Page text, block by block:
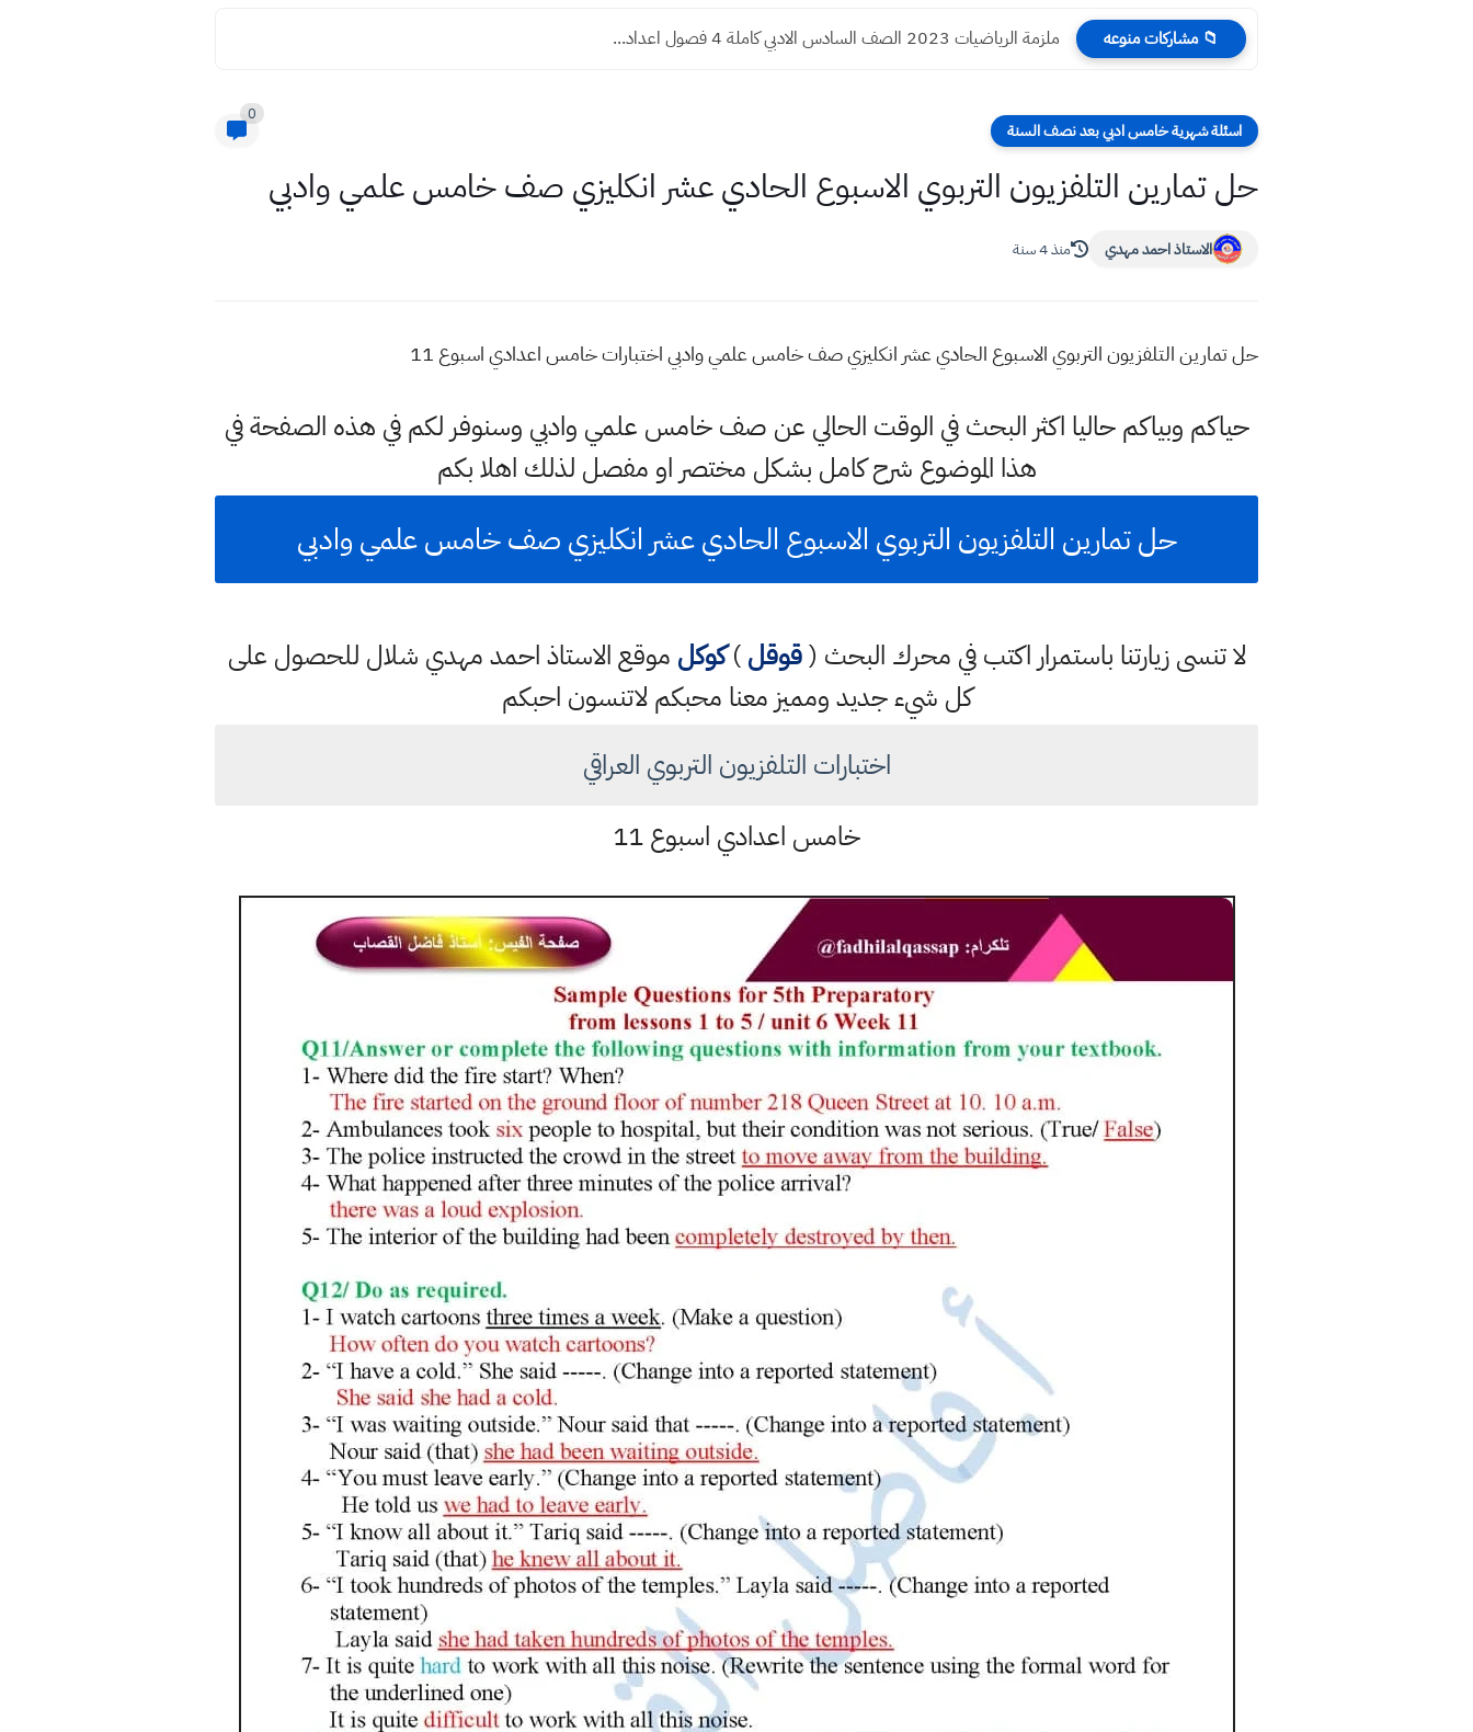
📁 مشاركات منوعه ملزمة الرياضيات 2023 الصف السادس الادبي كاملة 4 فصول اعداد...
اسئلة شهرية خامس ادبي بعد نصف السنة
0
حل تمارين التلفزيون التربوي الاسبوع الحادي عشر انكليزي صف خامس علمي وادبي
الاستاذ احمد مهدي منذ 4 سنة
حل تمارين التلفزيون التربوي الاسبوع الحادي عشر انكليزي صف خامس علمي وادبي اختبارات خامس اعدادي اسبوع 11
حياكم وبياكم حاليا اكثر البحث في الوقت الحالي عن صف خامس علمي وادبي وسنوفر لكم في هذه الصفحة في
هذا الموضوع شرح كامل بشكل مختصر او مفصل لذلك اهلا بكم
حل تمارين التلفزيون التربوي الاسبوع الحادي عشر انكليزي صف خامس علمي وادبي
لا تنسى زيارتنا باستمرار اكتب في محرك البحث (قوقل)كوكل موقع الاستاذ احمد مهدي شلال للحصول على
كل شيء جديد ومميز معنا محبكم لاتنسون احبكم
اختبارات التلفزيون التربوي العراقي
خامس اعدادي اسبوع 11